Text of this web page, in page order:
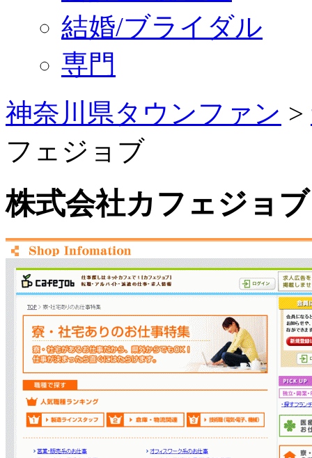
結婚/ブライダル
専門
神奈川県タウンファン >
フェジョブ
株式会社カフェジョブ